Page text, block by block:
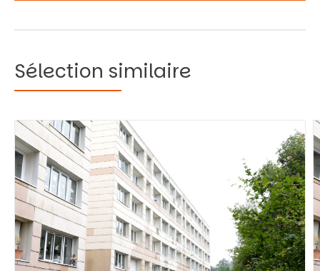
Vous recherchez&nbsp;:
Rechercher
Sélection similaire